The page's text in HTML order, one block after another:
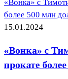
«Вонка» с
более 500 млн
15.01.2024
«Вонка» с
прокате